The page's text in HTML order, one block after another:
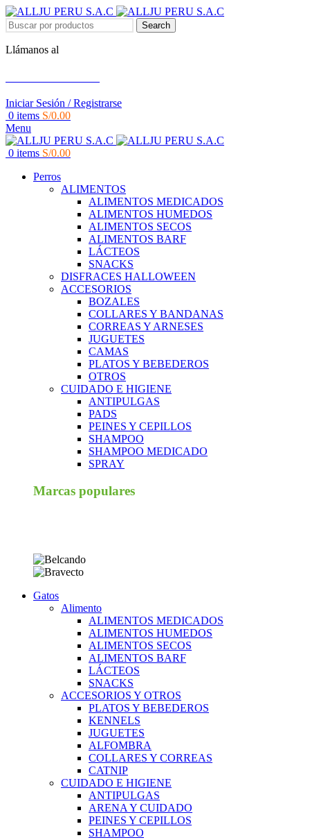
Search
Llámanos al
Iniciar Sesión / Registrarse
0 items S/0.00
Menu
0 items S/0.00
Perros
ALIMENTOS
ALIMENTOS MEDICADOS
ALIMENTOS HUMEDOS
ALIMENTOS SECOS
ALIMENTOS BARF
LÁCTEOS
SNACKS
DISFRACES HALLOWEEN
ACCESORIOS
BOZALES
COLLARES Y BANDANAS
CORREAS Y ARNESES
JUGUETES
CAMAS
PLATOS Y BEBEDEROS
OTROS
CUIDADO E HIGIENE
ANTIPULGAS
PADS
PEINES Y CEPILLOS
SHAMPOO
SHAMPOO MEDICADO
SPRAY
Marcas populares
Gatos
Alimento
ALIMENTOS MEDICADOS
ALIMENTOS HUMEDOS
ALIMENTOS SECOS
ALIMENTOS BARF
LÁCTEOS
SNACKS
ACCESORIOS Y OTROS
PLATOS Y BEBEDEROS
KENNELS
JUGUETES
ALFOMBRA
COLLARES Y CORREAS
CATNIP
CUIDADO E HIGIENE
ANTIPULGAS
ARENA Y CUIDADO
PEINES Y CEPILLOS
SHAMPOO